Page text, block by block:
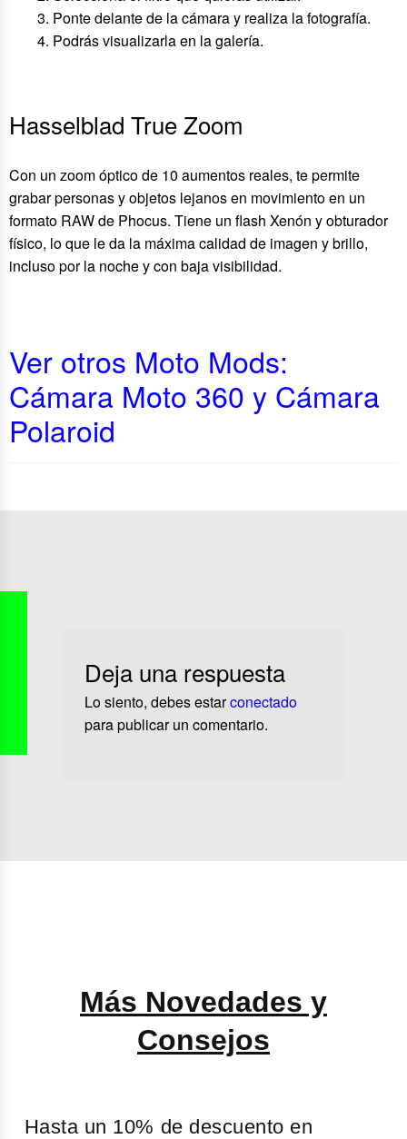
Ponte delante de la cámara y realiza la fotografía.
Podrás visualizarla en la galería.
Hasselblad True Zoom
Con un zoom óptico de 10 aumentos reales, te permite
grabar personas y objetos lejanos en movimiento en un
formato RAW de Phocus. Tiene un flash Xenón y obturador
físico, lo que le da la máxima calidad de imagen y brillo,
incluso por la noche y con baja visibilidad.
Ver otros Moto Mods:
Cámara Moto 360 y Cámara
Polaroid
Deja una respuesta
Lo siento, debes estarconectado
para publicar un comentario.
Más Novedades y
Consejos
Hasta un 10% de descuento en